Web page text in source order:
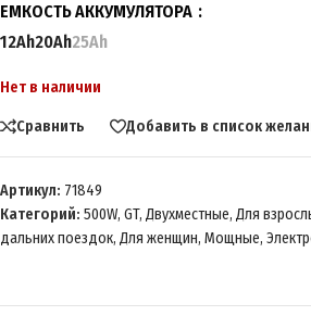
ЕМКОСТЬ АККУМУЛЯТОРА
12Ah20Ah25Ah
Нет в наличии
Сравнить Добавить в список
Артикул: 71849
Категорий: 500W, GT, Двухместные, Для
дальних поездок, Для женщин, Мощные,